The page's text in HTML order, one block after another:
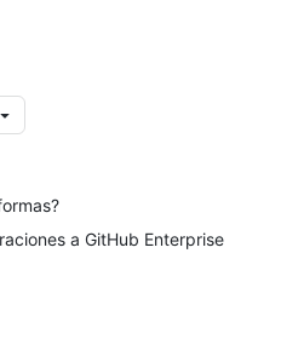
a GitHub Enterprise